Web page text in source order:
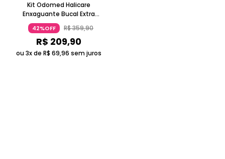
Kit Odomed Halicare
Enxaguante Bucal Extra
Limpador de Língua (7 produtos)
42%OFF R$359,90
R$ 209,90
ou 3x de R$ 69,96 sem juros